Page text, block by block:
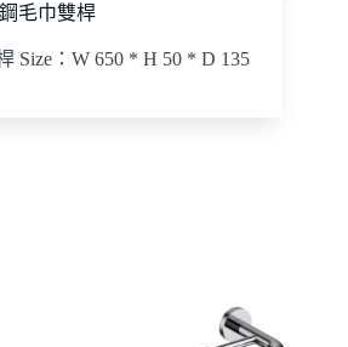
毛巾雙桿
Size：W 650 * H 50 * D 135